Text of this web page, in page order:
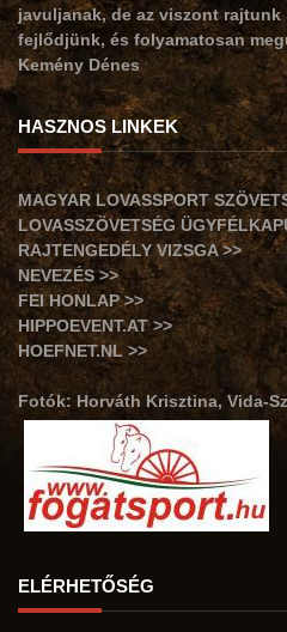
javuljanak, de az viszont
fejlődjünk, és folyamatosan
Kemény Dénes
HASZNOS LINKEK
MAGYAR LOVASSPORT
LOVASSZÖVETSÉG
RAJTENGEDÉLY VIZSGA >>
NEVEZÉS >>
FEI HONLAP >>
HIPPOEVENT.AT >>
HOEFNET.NL >>
Fotók: Horváth Krisztina, Vida-
ELÉRHETŐSÉG